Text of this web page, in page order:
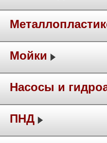
Мойки
Насосы и
ПНД